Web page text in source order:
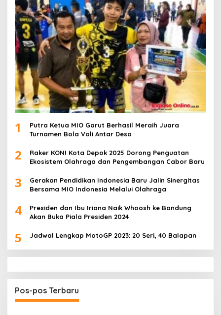
1
Putra Ketua MIO Garut Berhasil Meraih Juara
Turnamen Bola Voli Antar Desa
2
Raker KONI Kota Depok 2025 Dorong Penguatan
Ekosistem Olahraga dan Pengembangan Cabor Baru
3
Gerakan Pendidikan Indonesia Baru Jalin Sinergitas
Bersama MIO Indonesia Melalui Olahraga
4
Presiden dan Ibu Iriana Naik Whoosh ke Bandung
Akan Buka Piala Presiden 2024
5 Jadwal Lengkap MotoGP 2023: 20 Seri, 40 Balapan
Pos-pos Terbaru